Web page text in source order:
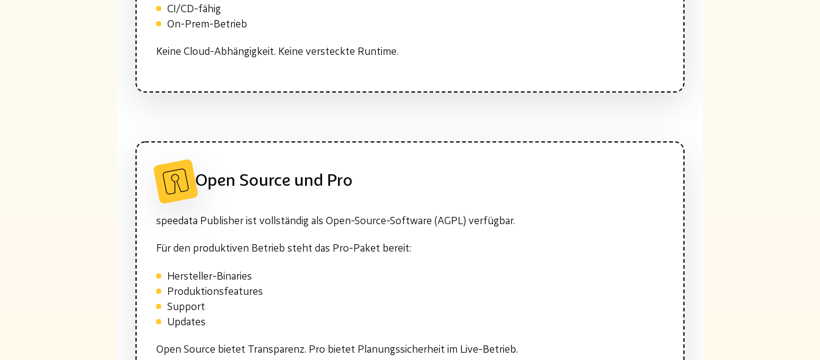
CI/CD-fähig
On-Prem-Betrieb
Keine Cloud-Abhängigkeit. Keine versteckte Runtime.
Open Source und Pro
speedata Publisher ist vollständig als Open-Source-Software (AGPL) verfügbar.
Für den produktiven Betrieb steht das Pro-Paket bereit:
Hersteller-Binaries
Produktionsfeatures
Support
Updates
Open Source bietet Transparenz. Pro bietet Planungssicherheit im Live-Betrieb.